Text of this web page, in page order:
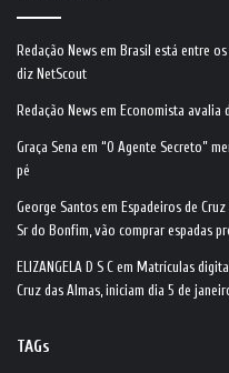
Redação News em Brasil está entre
diz NetScout
Redação News em Economista avalia
Graça Sena em “O Agente Secreto”
pé
George Santos em Espadeiros de
Sr do Bonfim, vão comprar espadas
ELIZANGELA D S C em Matrículas
Cruz das Almas, iniciam dia 5 de
TAGs